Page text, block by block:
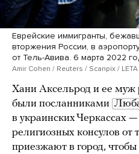
Еврейские иммигранты,
вторжения России, в
от Тель-Авива. 6 марта 2022
Amir Cohen / Reuters / Scanpix / LETA
Хани Аксельрод и ее муж
были посланниками
в украинских Черкассах
религиозных консулов от
приезжают в город,